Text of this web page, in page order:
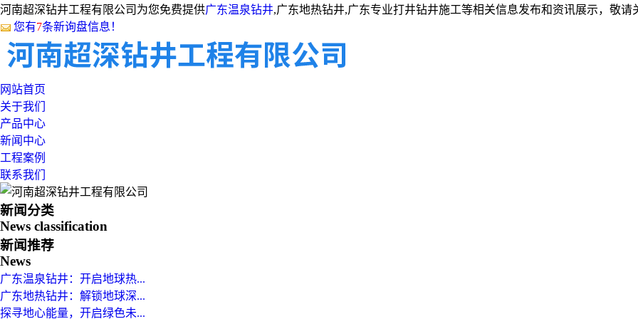
河南超深钻井工程有限公司为您免费提供广东温泉钻井,广东地热钻井,广东专业打井钻井施工等相关信息发布和资讯展示，敬请
您有7条新询盘信息！
网站首页
关于我们
产品中心
新闻中心
工程案例
联系我们
新闻分类
News classification
新闻推荐
News
广东温泉钻井：开启地球热...
广东地热钻井：解锁地球深...
探寻地心能量，开启绿色未...